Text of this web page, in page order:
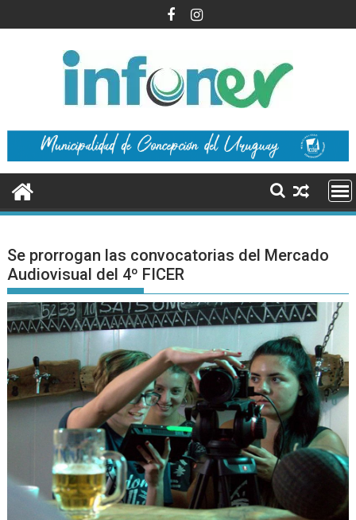
al
Se prorrogan las convocatorias del Mercado
Audiovisual del 4º FICER